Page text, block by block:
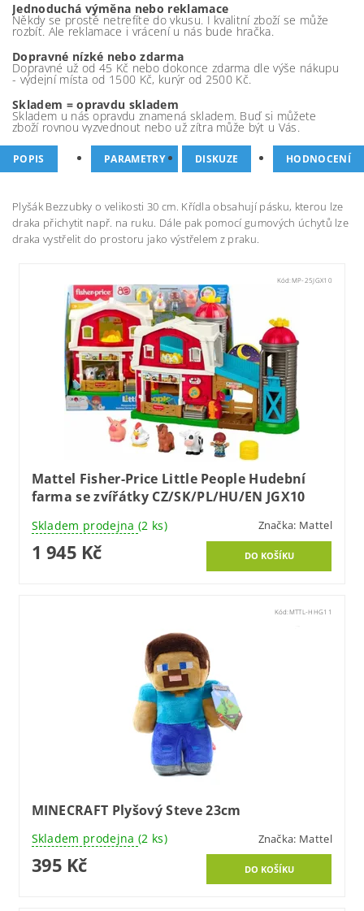
Jednoduchá výměna nebo reklamace
Někdy se prostě netrefíte do vkusu. I kvalitní zboží se může
rozbít. Ale reklamace i vrácení u nás bude hračka.
Dopravné nízké nebo zdarma
Dopravné už od 45 Kč nebo dokonce zdarma dle výše nákupu
- výdejní místa od 1500 Kč, kurýr od 2500 Kč.
Skladem = opravdu skladem
Skladem u nás opravdu znamená skladem. Buď si můžete
zboží rovnou vyzvednout nebo už zítra může být u Vás.
POPIS PARAMETRY DISKUZE HODNOCENÍ
Plyšák Bezzubky o velikosti 30 cm. Křídla obsahují pásku, kterou lze
draka přichytit např. na ruku. Dále pak pomocí gumových úchytů lze
draka vystřelit do prostoru jako výstřelem z praku.
Kód: MP-25JGX10
Mattel Fisher-Price Little People Hudební
farma se zvířátky CZ/SK/PL/HU/EN JGX10
Skladem prodejna (2 ks) Značka: Mattel
1 945 Kč
Kód: MTTL-HHG11
MINECRAFT Plyšový Steve 23cm
Skladem prodejna (2 ks) Značka: Mattel
395 Kč